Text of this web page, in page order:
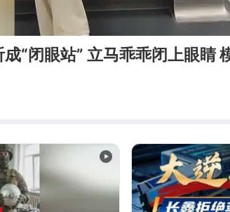
“闭眼站” 立马乖乖闭上眼睛